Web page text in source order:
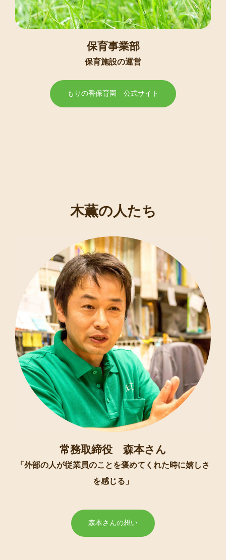
保育事業部
保育施設の運営
もりの香保育園 公式サイト
木薫の人たち
常務取締役 森本さん
「外部の人が従業員のことを褒めてくれた時に嬉しさ
を感じる」
森本さんの想い